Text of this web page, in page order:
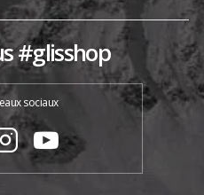
#glisshop
sociaux